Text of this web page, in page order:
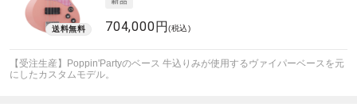
704,000円(税込)
【受注生産】Poppin'Partyのベース 牛込りみが使用するヴァイパーベースを元
にしたカスタムモデル。